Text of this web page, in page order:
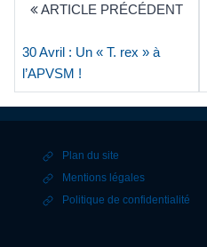
ARTICLE PRÉCÉDENT
30 Avril : Un « T. rex » à
l’APVSM !
Plan du site
Mentions légales
Politique de confidentialité